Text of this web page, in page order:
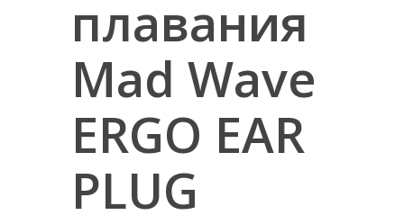
плавания
Mad Wave
ERGO EAR
PLUG